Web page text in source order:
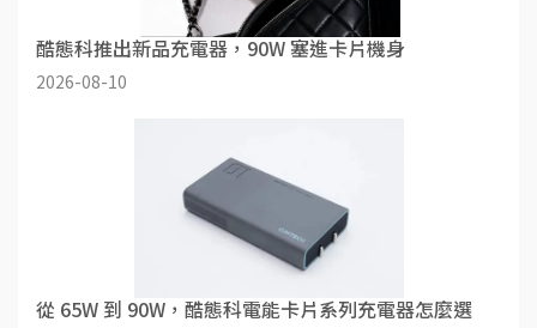
酷態科推出新品充電器，90W 塞進卡片機身
2026-08-10
從 65W 到 90W，酷態科電能卡片系列充電器怎麼選